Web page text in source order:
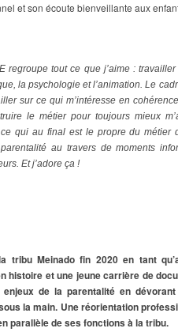
et son écoute bienveillante aux
regroupe tout ce que j’aime :
la psychologie et l’animation. Le
sur ce qui m’intéresse en
le métier pour toujours mieux
qui au final est le propre du métier
au travers de moments
Et j’adore ça !
tribu Meinado fin 2020 en tant
histoire et une jeune carrière de
de la parentalité en
la main. Une réorientation
parallèle de ses fonctions à la tribu.